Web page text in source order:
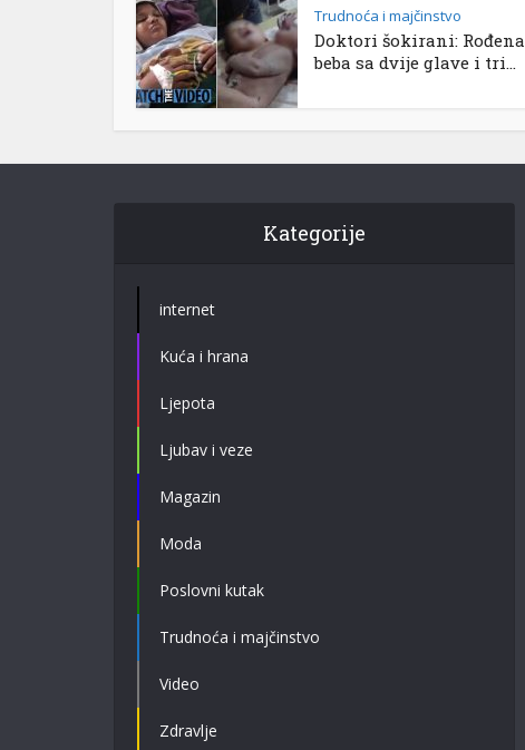
Trudnoća i majčinstvo
Doktori šokirani: Rođena
beba sa dvije glave i tri...
Kategorije
internet
Kuća i hrana
Ljepota
Ljubav i veze
Magazin
Moda
Poslovni kutak
Trudnoća i majčinstvo
Video
Zdravlje